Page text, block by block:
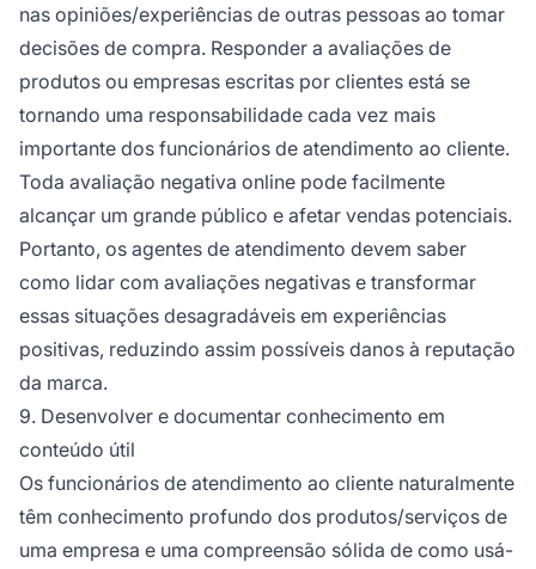
nas opiniões/experiências de outras pessoas ao tomar
decisões de compra. Responder a avaliações de
produtos ou empresas escritas por clientes está se
tornando uma responsabilidade cada vez mais
importante dos funcionários de atendimento ao cliente.
Toda avaliação negativa online pode facilmente
alcançar um grande público e afetar vendas potenciais.
Portanto, os agentes de atendimento devem saber
como lidar com avaliações negativas e transformar
essas situações desagradáveis em experiências
positivas, reduzindo assim possíveis danos à reputação
da marca.
9. Desenvolver e documentar conhecimento em
conteúdo útil
Os funcionários de atendimento ao cliente naturalmente
têm conhecimento profundo dos produtos/serviços de
uma empresa e uma compreensão sólida de como usá-